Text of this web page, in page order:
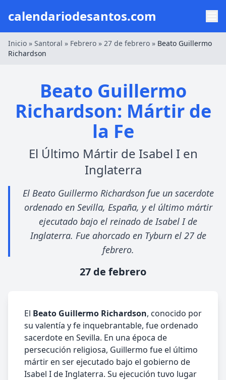
calendariodesantos.com
Inicio » Santoral » Febrero » 27 de febrero » Beato Guillermo
Richardson
Beato Guillermo
Richardson: Mártir de
la Fe
El Último Mártir de Isabel I en
Inglaterra
El Beato Guillermo Richardson fue un sacerdote
ordenado en Sevilla, España, y el último mártir
ejecutado bajo el reinado de Isabel I de
Inglaterra. Fue ahorcado en Tyburn el 27 de
febrero.
27 de febrero
El Beato Guillermo Richardson, conocido por
su valentía y fe inquebrantable, fue ordenado
sacerdote en Sevilla. En una época de
persecución religiosa, Guillermo fue el último
mártir en ser ejecutado bajo el gobierno de
Isabel I de Inglaterra. Su ejecución tuvo lugar